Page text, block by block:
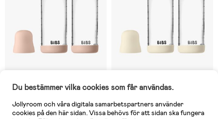
10 Kvar
(0)
BIBS Medium Flow Glas
Nappflaska Latex 2-Pack 240
6 Kvar
(0)
BIBS Medium Flow Glas
Nappflaska Silikon 2-Pack 240
Du bestämmer vilka cookies som får användas.
Jollyroom och våra digitala samarbetspartners använder
cookies på den här sidan. Vissa behövs för att sidan ska fungera